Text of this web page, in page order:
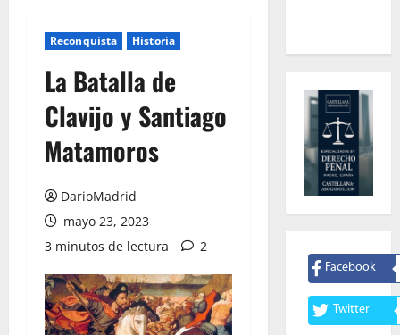
Reconquista Historia
La Batalla de
Clavijo y Santiago
Matamoros
DarioMadrid
mayo 23, 2023
3 minutos de lectura
2
Facebook
Twitter